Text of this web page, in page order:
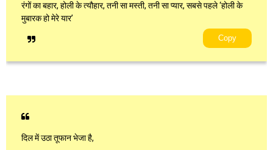
रंगों का बहार, होली के त्यौहार, तनी सा मस्ती, तनी सा प्यार, सबसे पहले ‘होली के
मुबारक हो मेरे यार’
Copy
दिल में उठा तूफान भेजा है,